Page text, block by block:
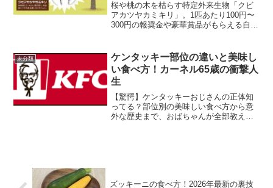
桜や桃の木を枯らす特定外来生物「クビ
アカツヤカミキリ」。1匹あたり100円〜
300円の報奨金や豪華賞品がもらえる自治
で、大阪のおばちゃんが分かりやすく解
説します！はじめに...
未分類
ケンタッキー部位の違いと美味し
い食べ方！カーネル65歳の衝撃人
生
【驚愕】ケンタッキーおじさんの正体知
ってる？部位別の美味しい食べ方から意
外な歴史まで、おばちゃんが全部教えた
ズッキーニの食べ方！2026年最新の裏技